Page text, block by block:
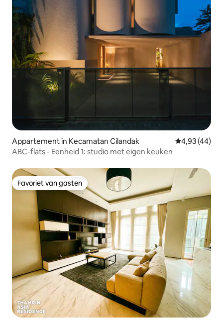
Appartement in Kecamatan Cilandak Gemiddelde
4,93 (44)
ABC-flats - Eenheid 1: studio met eigen keuken
Favoriet van gasten
Favoriet van gasten